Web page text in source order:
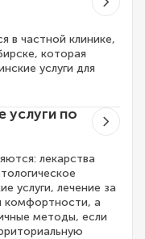
в частной клинике,
которая
услуги для
услуги по
лекарства
услуги, лечение за
комфортности, а
методы, если